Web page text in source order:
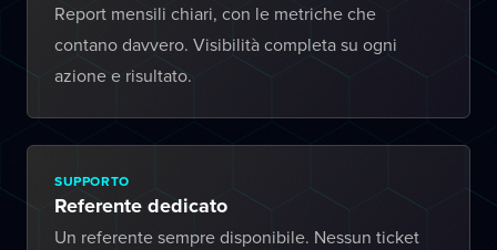
Report mensili chiari, con le metriche che
contano davvero. Visibilità completa su ogni
azione e risultato.
SUPPORTO
Referente dedicato
Un referente sempre disponibile. Nessun ticket